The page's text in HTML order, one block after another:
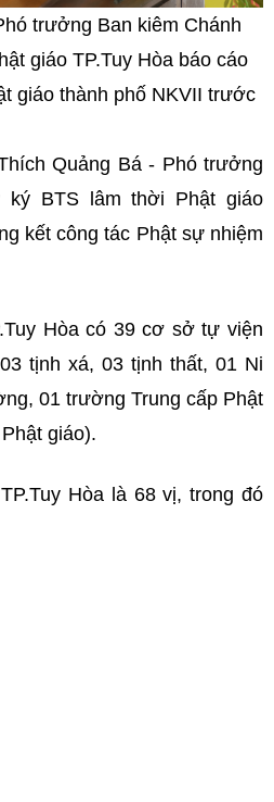
trưởng Ban kiêm Chánh
giáo TP.Tuy Hòa báo cáo
giáo thành phố NKVII trước
Quảng Bá - Phó trưởng
ký BTS lâm thời Phật giáo
kết công tác Phật sự nhiệm
Hòa có 39 cơ sở tự viện
tịnh xá, 03 tịnh thất, 01 Ni
01 trường Trung cấp Phật
giáo).
Hòa là 68 vị, trong đó